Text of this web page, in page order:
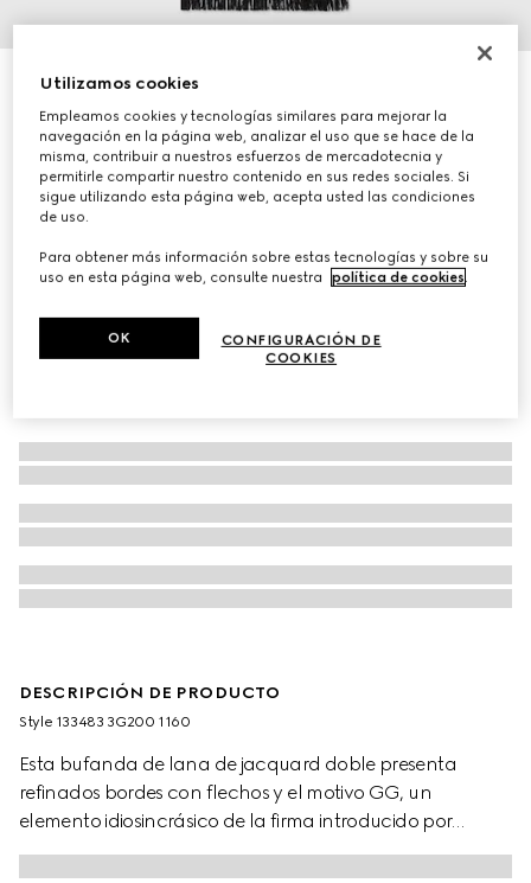
Bufanda de lana con GG
€ 390
Variacionesgris
DESCRIPCIÓN DE PRODUCTO
Style ‎133483 3G200 1160
Esta bufanda de lana de jacquard doble presenta
refinados bordes con flechos y el motivo GG, un
elemento idiosincrásico de la firma introducido por
primera vez en los años 70.
Utilizamos cookies
Empleamos cookies y tecnologías similares para mejorar la
navegación en la página web, analizar el uso que se hace de la
misma, contribuir a nuestros esfuerzos de mercadotecnia y
permitirle compartir nuestro contenido en sus redes sociales. Si
sigue utilizando esta página web, acepta usted las condiciones
de uso.
Para obtener más información sobre estas tecnologías y sobre su
uso en esta página web, consulte nuestra
política de cookies
CONFIGURACIÓN DE
COOKIES
OK